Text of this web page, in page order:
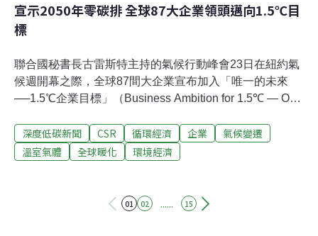
宣示2050年零碳排 全球87大企業領頭邁向1.5℃目
標
聯合國秘書長古雷斯特主持的氣候行動峰會23日在紐約氣
候週開幕之際，全球87間大企業宣布加入「唯一的未來
──1.5℃企業目標」（Business Ambition for 1.5℃ — Our
訊，以避免讓企業營運導致氣候變遷的嚴重後果。這87家
企業共涵蓋28個產業，總市值超過2.3兆美元，雇用員工達
合國領導人6月份的號召，承諾將為整個企業的營運和價
深度低碳新聞 CSR 循環經濟 企業
氣候變遷
溫室氣體
全球暖化 環境經濟
01 02 ...... 15